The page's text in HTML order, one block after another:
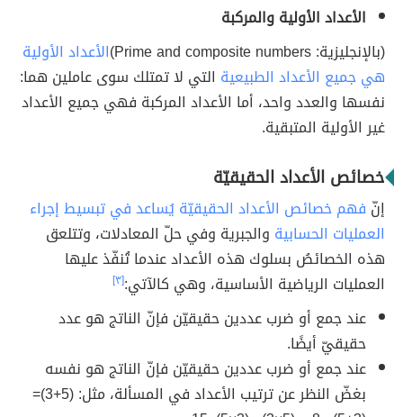
الأعداد الأولية والمركبة
(بالإنجليزية: Prime and composite numbers)
الأعداد الأولية
هي جميع الأعداد الطبيعية التي لا تمتلك سوى عاملين هما:
نفسها والعدد واحد، أما الأعداد المركبة فهي جميع الأعداد
غير الأولية المتبقية.
خصائص الأعداد الحقيقيّة
إنّ فهم خصائص الأعداد الحقيقيّة يُساعد في تبسيط إجراء
العمليات الحسابية والجبرية وفي حلّ المعادلات، وتتلعق
هذه الخصائصُ بسلوك هذه الأعداد عندما تُنفّذ عليها
العمليات الرياضية الأساسية، وهي كالآتي:[٣]
عند جمع أو ضرب عددين حقيقيّن فإنّ الناتج هو عدد
حقيقيّ أيضًا.
عند جمع أو ضرب عددين حقيقيّن فإنّ الناتج هو نفسه
بغضّ النظر عن ترتيب الأعداد في المسألة، مثل: (5+3)=